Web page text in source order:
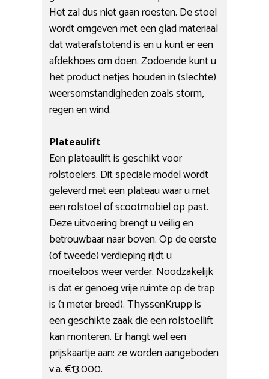
Het zal dus niet gaan roesten. De stoel
wordt omgeven met een glad materiaal
dat waterafstotend is en u kunt er een
afdekhoes om doen. Zodoende kunt u
het product netjes houden in (slechte)
weersomstandigheden zoals storm,
regen en wind.
Plateaulift
Een plateaulift is geschikt voor
rolstoelers. Dit speciale model wordt
geleverd met een plateau waar u met
een rolstoel of scootmobiel op past.
Deze uitvoering brengt u veilig en
betrouwbaar naar boven. Op de eerste
(of tweede) verdieping rijdt u
moeiteloos weer verder. Noodzakelijk
is dat er genoeg vrije ruimte op de trap
is (1 meter breed). ThyssenKrupp is
een geschikte zaak die een rolstoellift
kan monteren. Er hangt wel een
prijskaartje aan: ze worden aangeboden
v.a. €13.000.